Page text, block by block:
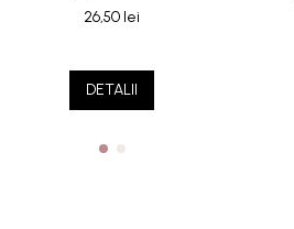
26,50 lei
DETALII